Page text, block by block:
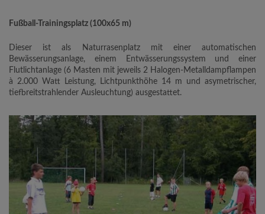
Fußball-Trainingsplatz (100x65 m)
Dieser ist als Naturrasenplatz mit einer automatischen
Bewässerungsanlage, einem Entwässerungssystem und einer
Flutlichtanlage (6 Masten mit jeweils 2 Halogen-Metalldampflampen
à 2.000 Watt Leistung, Lichtpunkthöhe 14 m und asymetrischer,
tiefbreitstrahlender Ausleuchtung) ausgestattet.